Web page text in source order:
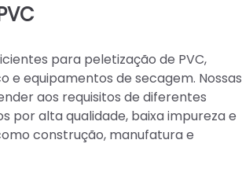
para peletização de PVC,
e equipamentos de secagem. Nossas
aos requisitos de diferentes
por alta qualidade, baixa impureza e
construção, manufatura e